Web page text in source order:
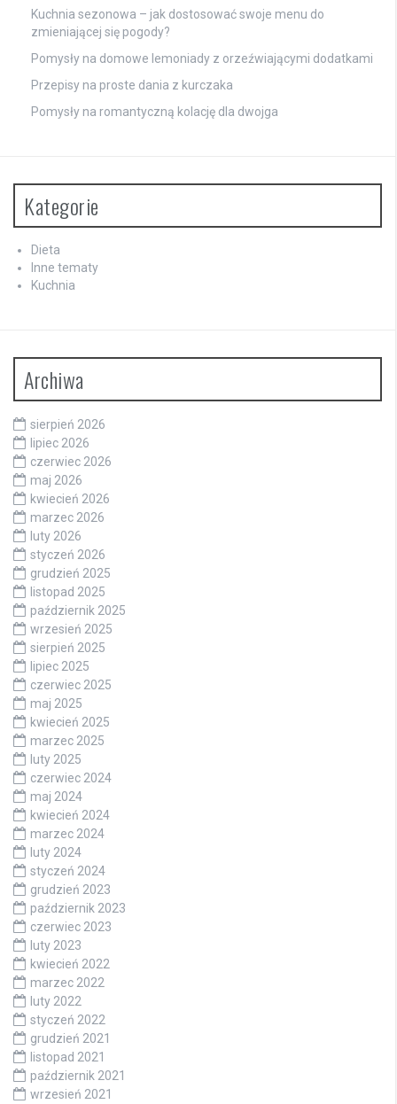
Kuchnia sezonowa – jak dostosować swoje menu do
zmieniającej się pogody?
Pomysły na domowe lemoniady z orzeźwiającymi dodatkami
Przepisy na proste dania z kurczaka
Pomysły na romantyczną kolację dla dwojga
Kategorie
Dieta
Inne tematy
Kuchnia
Archiwa
sierpień 2026
lipiec 2026
czerwiec 2026
maj 2026
kwiecień 2026
marzec 2026
luty 2026
styczeń 2026
grudzień 2025
listopad 2025
październik 2025
wrzesień 2025
sierpień 2025
lipiec 2025
czerwiec 2025
maj 2025
kwiecień 2025
marzec 2025
luty 2025
czerwiec 2024
maj 2024
kwiecień 2024
marzec 2024
luty 2024
styczeń 2024
grudzień 2023
październik 2023
czerwiec 2023
luty 2023
kwiecień 2022
marzec 2022
luty 2022
styczeń 2022
grudzień 2021
listopad 2021
październik 2021
wrzesień 2021